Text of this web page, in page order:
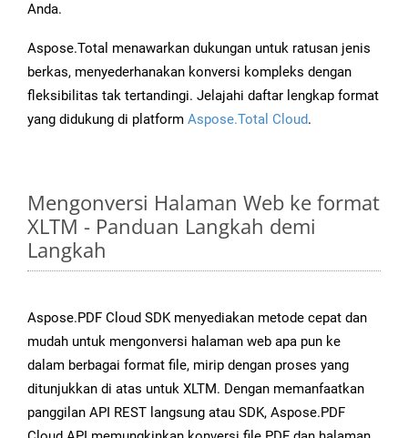
Anda.
Aspose.Total menawarkan dukungan untuk ratusan jenis
berkas, menyederhanakan konversi kompleks dengan
fleksibilitas tak tertandingi. Jelajahi daftar lengkap format
yang didukung di platform Aspose.Total Cloud.
Mengonversi Halaman Web ke format
XLTM - Panduan Langkah demi
Langkah
Aspose.PDF Cloud SDK menyediakan metode cepat dan
mudah untuk mengonversi halaman web apa pun ke
dalam berbagai format file, mirip dengan proses yang
ditunjukkan di atas untuk XLTM. Dengan memanfaatkan
panggilan API REST langsung atau SDK, Aspose.PDF